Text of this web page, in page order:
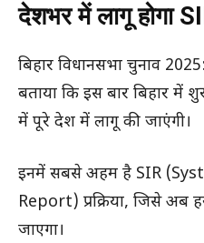
देशभर में लागू होगा
बिहार विधानसभा चुनाव
बताया कि इस बार बिहार
में पूरे देश में लागू की जाएंगी।
इनमें सबसे अहम है SIR
Report) प्रक्रिया, जिसे अब
जाएगा।